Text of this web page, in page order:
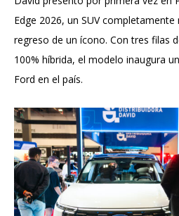
Edge 2026, un SUV
regreso de un ícono. Con tres filas
100% híbrida, el modelo inaugura
Ford en el país.